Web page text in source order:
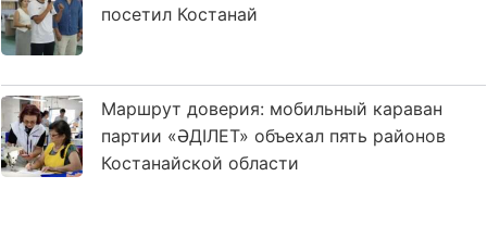
посетил Костанай
Маршрут доверия: мобильный караван
партии «ӘДІЛЕТ» объехал пять районов
Костанайской области